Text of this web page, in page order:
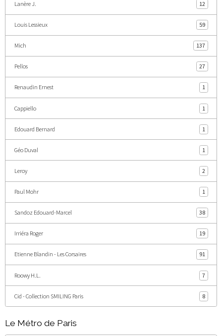
Lanère J. 12
Louis Lessieux 59
Mich 137
Pellos 27
Renaudin Ernest 1
Cappiello 1
Edouard Bernard 1
Géo Duval 1
Leroy 2
Paul Mohr 1
Sandoz Edouard-Marcel 38
Irriéra Roger 19
Etienne Blandin - Les Corsaires 91
Roowy H.L. 7
Cid - Collection SMILING Paris 8
Le Métro de Paris